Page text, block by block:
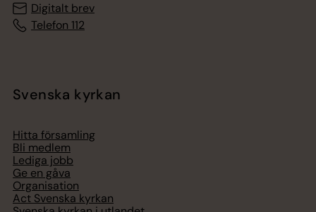
Digitalt brev
Telefon 112
Svenska kyrkan
Hitta församling
Bli medlem
Lediga jobb
Ge en gåva
Organisation
Act Svenska kyrkan